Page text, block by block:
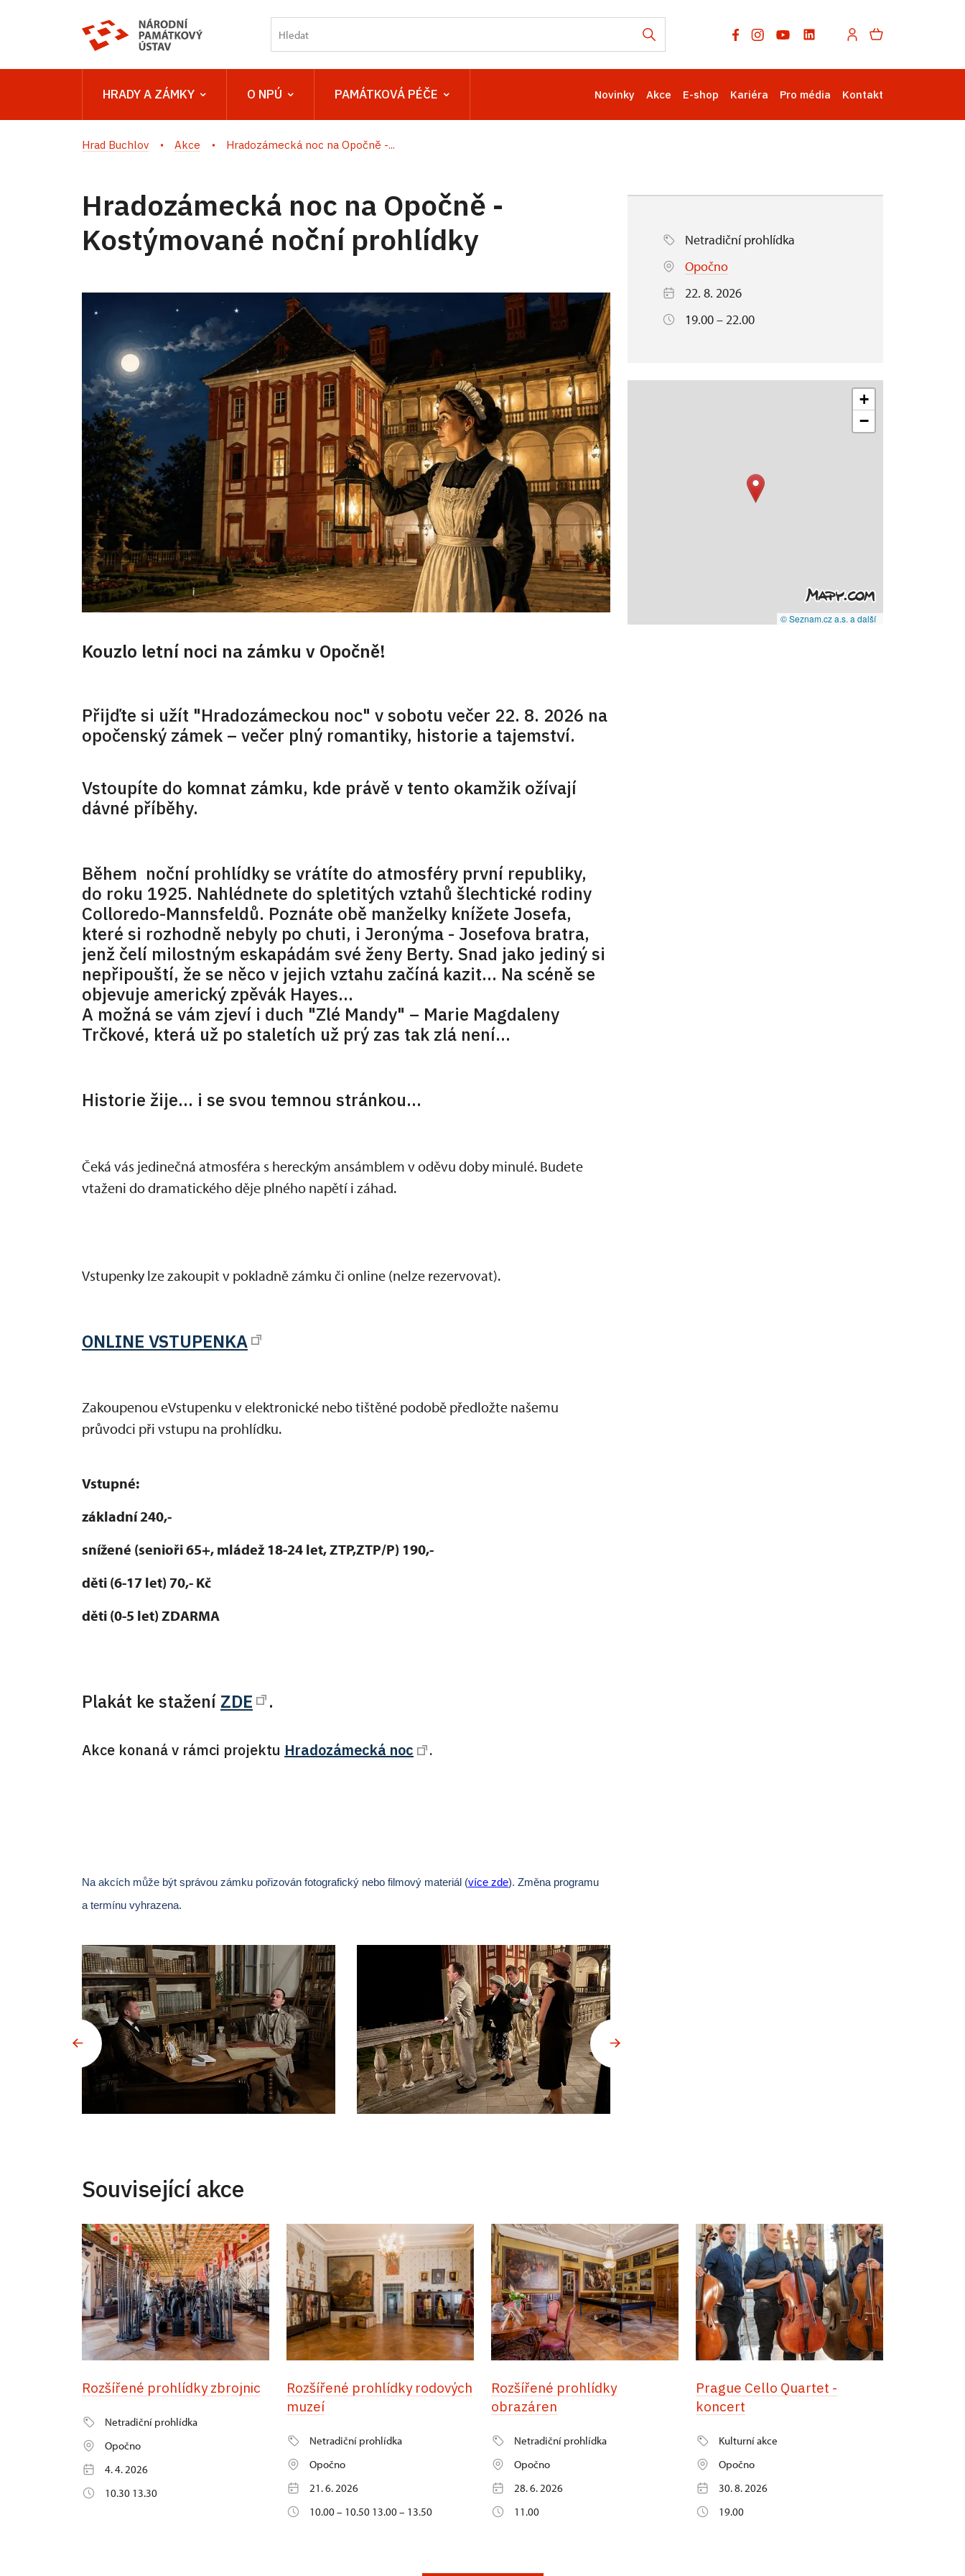
HRADY A ZÁMKY O NPÚ PAMÁTKOVÁ PÉČE Novinky Akce E-shop Kariéra Pro média Kontakt
Hrad Buchlov Akce Hradozámecká noc na Opočně -...
Hradozámecká noc na Opočně -
Kostýmované noční prohlídky
Kouzlo letní noci na zámku v Opočně!
Přijďte si užít "Hradozámeckou noc" v sobotu večer 22. 8. 2026 na
opočenský zámek – večer plný romantiky, historie a tajemství.
Vstoupíte do komnat zámku, kde právě v tento okamžik ožívají
dávné příběhy.
Během noční prohlídky se vrátíte do atmosféry první republiky,
do roku 1925. Nahlédnete do spletitých vztahů šlechtické rodiny
Colloredo-Mannsfeldů. Poznáte obě manželky knížete Josefa,
které si rozhodně nebyly po chuti, i Jeronýma - Josefova bratra,
jenž čelí milostným eskapádám své ženy Berty. Snad jako jediný si
nepřipouští, že se něco v jejich vztahu začíná kazit... Na scéně se
objevuje americký zpěvák Hayes...
A možná se vám zjeví i duch "Zlé Mandy" – Marie Magdaleny
Trčkové, která už po staletích už prý zas tak zlá není…
Historie žije... i se svou temnou stránkou...
Čeká vás jedinečná atmosféra s hereckým ansámblem v oděvu doby minulé. Budete
vtaženi do dramatického děje plného napětí i záhad.
Vstupenky lze zakoupit v pokladně zámku či online (nelze rezervovat).
ONLINE VSTUPENKA
Zakoupenou eVstupenku v elektronické nebo tištěné podobě předložte našemu
průvodci při vstupu na prohlídku.
Vstupné:
základní 240,-
snížené (senioři 65+, mládež 18-24 let, ZTP,ZTP/P) 190,-
děti (6-17 let) 70,- Kč
děti (0-5 let) ZDARMA
Plakát ke stažení ZDE .
Akce konaná v rámci projektu Hradozámecká noc .
Na akcích může být správou zámku pořizován fotografický nebo filmový materiál (více zde). Změna programu
a termínu vyhrazena.
Netradiční prohlídka
Opočno
22. 8. 2026
19.00 – 22.00
+
−
© Seznam.cz a.s. a další
Související akce
Rozšířené prohlídky zbrojnic
Netradiční prohlídka
Opočno
4. 4. 2026
10.30 13.30
Rozšířené prohlídky rodových
muzeí
Netradiční prohlídka
Opočno
21. 6. 2026
10.00 – 10.50 13.00 – 13.50
Rozšířené prohlídky
obrazáren
Netradiční prohlídka
Opočno
28. 6. 2026
11.00
Prague Cello Quartet -
koncert
Kulturní akce
Opočno
30. 8. 2026
19.00